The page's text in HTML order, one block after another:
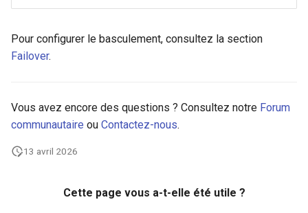
Pour configurer le basculement, consultez la section
Failover.
Vous avez encore des questions ? Consultez notre Forum
communautaire ou Contactez-nous.
13 avril 2026
Cette page vous a-t-elle été utile ?